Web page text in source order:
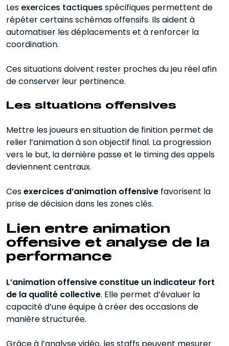
Les exercices tactiques spécifiques permettent de
répéter certains schémas offensifs. Ils aident à
automatiser les déplacements et à renforcer la
coordination.
Ces situations doivent rester proches du jeu réel afin
de conserver leur pertinence.
Les situations offensives
Mettre les joueurs en situation de finition permet de
relier l’animation à son objectif final. La progression
vers le but, la dernière passe et le timing des appels
deviennent centraux.
Cesexercices d’animation offensive favorisent la
prise de décision dans les zones clés.
Lien entre animation
offensive et analyse de la
performance
L’animation offensive constitue un indicateur fort
de la qualité collective. Elle permet d’évaluer la
capacité d’une équipe à créer des occasions de
manière structurée.